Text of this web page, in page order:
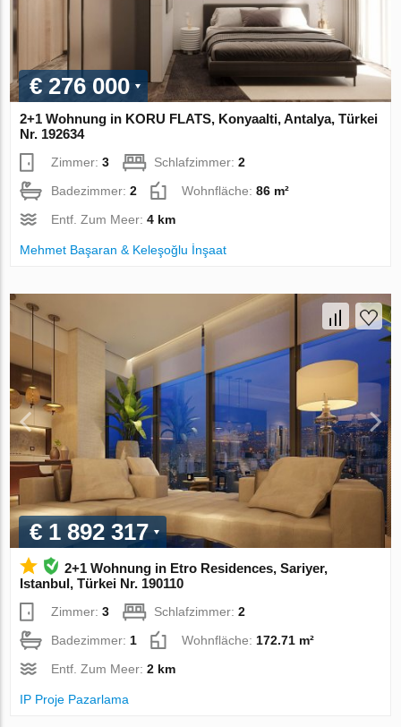
€ 276 000
2+1 Wohnung in KORU FLATS, Konyaalti, Antalya, Türkei
Nr. 192634
Zimmer:3 Schlafzimmer:2
Badezimmer:2 Wohnfläche:86 m²
Entf. Zum Meer:4 km
Mehmet Başaran & Keleşoğlu İnşaat
€ 1 892 317
2+1 Wohnung in Etro Residences, Sariyer,
Istanbul, Türkei Nr. 190110
Zimmer:3 Schlafzimmer:2
Badezimmer: 1 Wohnfläche: 172.71 m²
Entf. Zum Meer:2 km
IP Proje Pazarlama